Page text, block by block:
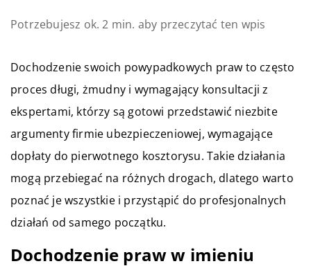
Potrzebujesz ok. 2 min. aby przeczytać ten wpis
Dochodzenie swoich powypadkowych praw to często
proces długi, żmudny i wymagający konsultacji z
ekspertami, którzy są gotowi przedstawić niezbite
argumenty firmie ubezpieczeniowej, wymagające
dopłaty do pierwotnego kosztorysu. Takie działania
mogą przebiegać na różnych drogach, dlatego warto
poznać je wszystkie i przystąpić do profesjonalnych
działań od samego początku.
Dochodzenie praw w imieniu